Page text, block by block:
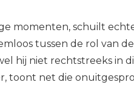
momenten, schuilt
tussen de rol van
hij niet rechtstreeks in
toont net die